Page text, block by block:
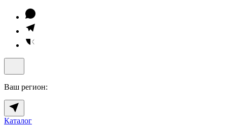
Ваш регион:
Каталог